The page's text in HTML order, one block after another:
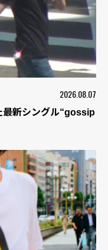
2026.08.07
新シングル“gossip